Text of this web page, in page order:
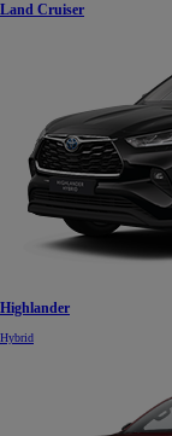
Land Cruiser
Highlander
Hybrid